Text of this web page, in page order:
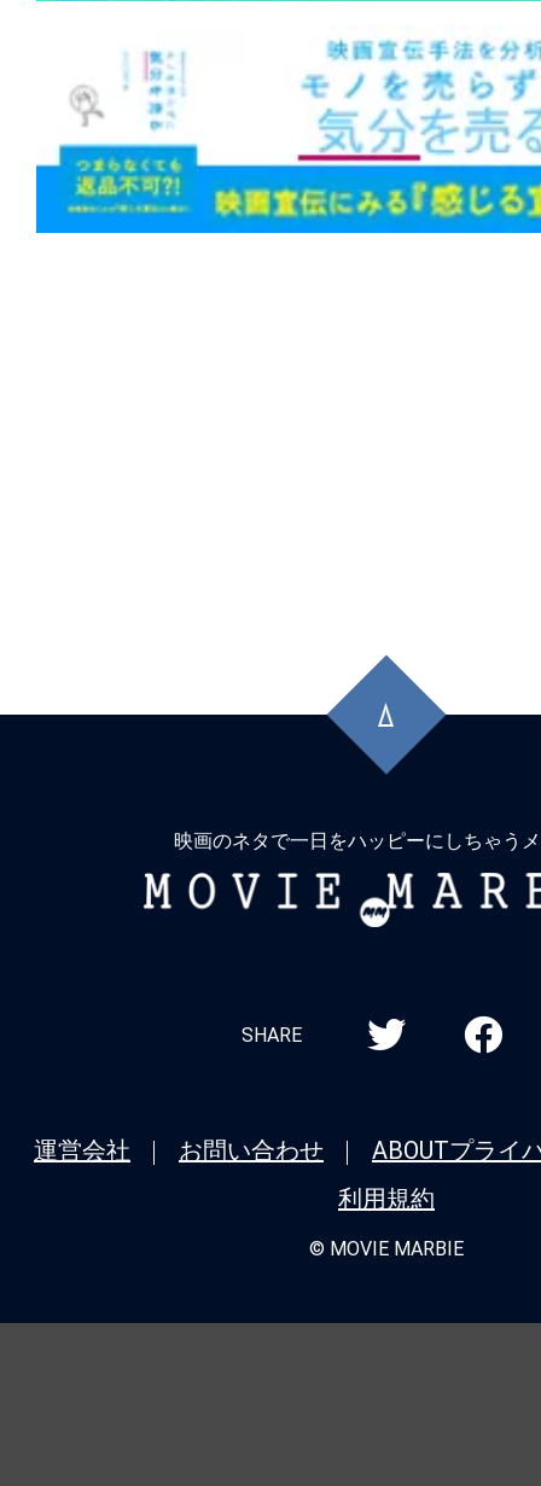
頭
に
映画のネタで一日をハッピーにしちゃう
MOVIE
SHARE
運営会社 お問い合わせ ABOUTプライ
利用規約
© MOVIE MARBIE